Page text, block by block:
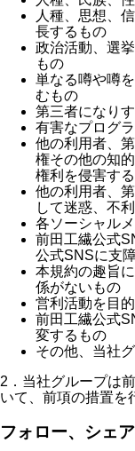
人種、思想、
長するもの
政治活動、選
もの
単なる噂や噂
むもの
第三者になり
有害なプログ
他の利用者、
権その他の知
権利を侵害す
他の利用者、
して迷惑、不
各ソーシャル
前田工繊公式
公式SNSに支
本規約の趣旨
係がないもの
営利活動を目
前田工繊公式
変するもの
その他、当社
2．当社グループは
いて、前項の措置を
フォロー、シェ